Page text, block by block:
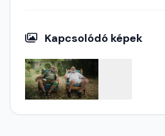
Kapcsolódó képek